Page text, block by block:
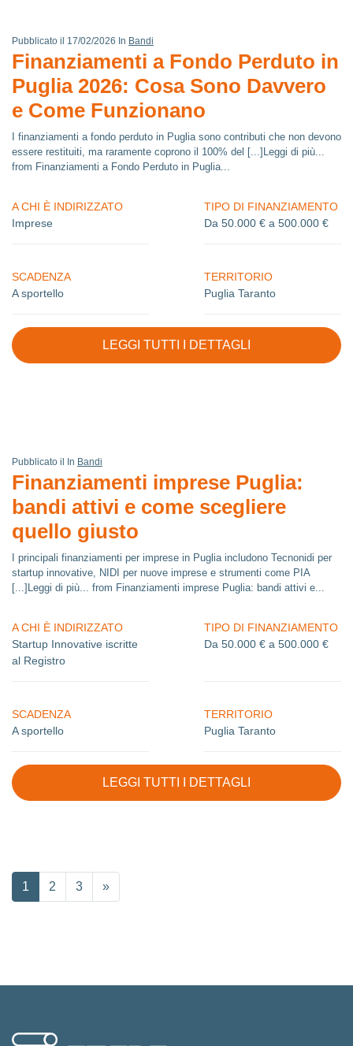
Pubblicato il 17/02/2026 In Bandi
Finanziamenti a Fondo Perduto in
Puglia 2026: Cosa Sono Davvero
e Come Funzionano
I finanziamenti a fondo perduto in Puglia sono contributi che non devono
essere restituiti, ma raramente coprono il 100% del [...]Leggi di più...
from Finanziamenti a Fondo Perduto in Puglia...
A CHI È INDIRIZZATO
Imprese
TIPO DI FINANZIAMENTO
Da 50.000 € a 500.000 €
SCADENZA
A sportello
TERRITORIO
Puglia Taranto
LEGGI TUTTI I DETTAGLI
Pubblicato il In Bandi
Finanziamenti imprese Puglia:
bandi attivi e come scegliere
quello giusto
I principali finanziamenti per imprese in Puglia includono Tecnonidi per
startup innovative, NIDI per nuove imprese e strumenti come PIA
[...]Leggi di più... from Finanziamenti imprese Puglia: bandi attivi e...
A CHI È INDIRIZZATO
Startup Innovative iscritte
al Registro
TIPO DI FINANZIAMENTO
Da 50.000 € a 500.000 €
SCADENZA
A sportello
TERRITORIO
Puglia Taranto
LEGGI TUTTI I DETTAGLI
1 2 3 »